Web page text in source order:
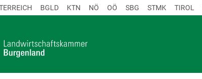
BGLD KTN NÖ OÖ SBG STMK TIROL